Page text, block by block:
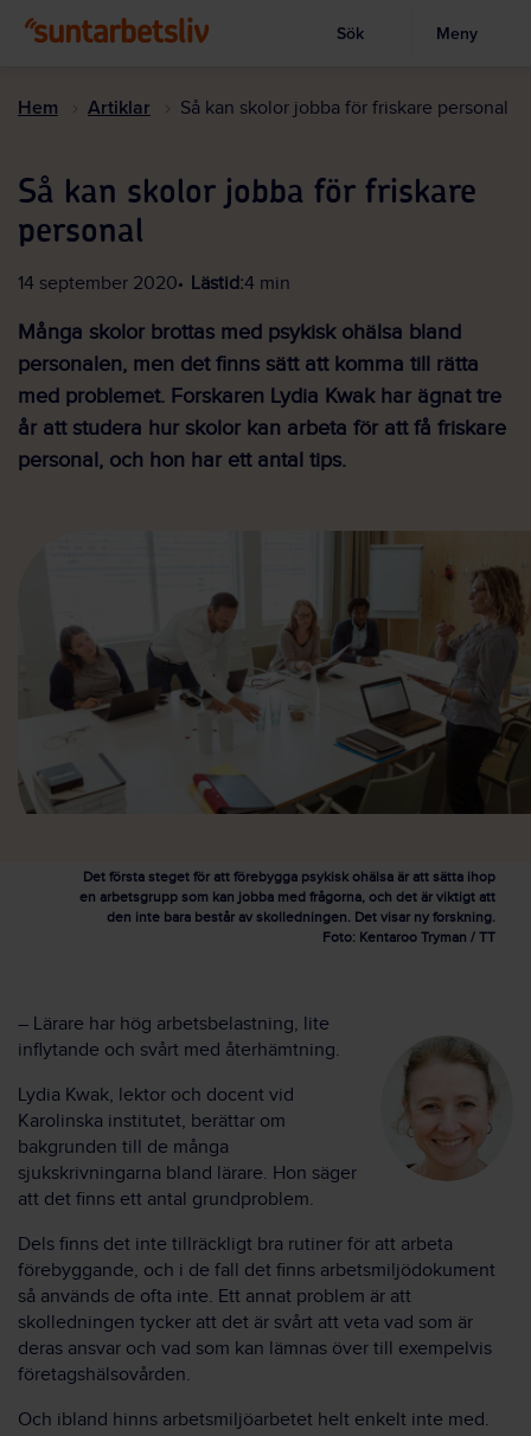
till
Visa sökruta
Sök Meny
Hem Artiklar Så kan skolor jobba för friskare personal
Så kan skolor jobba för friskare
personal
14 september 2020 Lästid:4 min
Många skolor brottas med psykisk ohälsa bland
personalen, men det finns sätt att komma till rätta
med problemet. Forskaren Lydia Kwak har ägnat tre
år att studera hur skolor kan arbeta för att få friskare
personal, och hon har ett antal tips.
Det första steget för att förebygga psykisk ohälsa är att sätta ihop
en arbetsgrupp som kan jobba med frågorna, och det är viktigt att
den inte bara består av skolledningen. Det visar ny forskning.
Foto: Kentaroo Tryman / TT
– Lärare har hög arbetsbelastning, lite
inflytande och svårt med återhämtning.
Lydia Kwak, lektor och docent vid
Karolinska institutet, berättar om
bakgrunden till de många
sjukskrivningarna bland lärare. Hon säger
att det finns ett antal grundproblem.
Dels finns det inte tillräckligt bra rutiner för att arbeta
förebyggande, och i de fall det finns arbetsmiljödokument
så används de ofta inte. Ett annat problem är att
skolledningen tycker att det är svårt att veta vad som är
deras ansvar och vad som kan lämnas över till exempelvis
företagshälsovården.
Och ibland hinns arbetsmiljöarbetet helt enkelt inte med.